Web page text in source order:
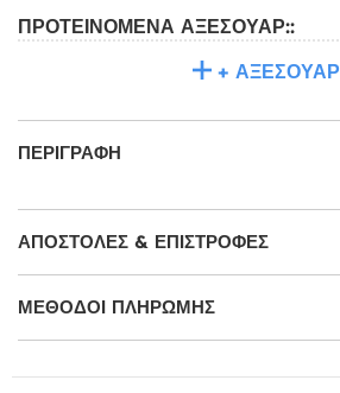
ΠΡΟΤΕΙΝΌΜΕΝΑ ΑΞΕΣΟΥΆΡ::
+ ΑΞΕΣΟΥΆΡ
ΠΕΡΙΓΡΑΦΉ
ΑΠΟΣΤΟΛΈΣ & ΕΠΙΣΤΡΟΦΈΣ
ΜΕΘΌΔΟΙ ΠΛΗΡΩΜΉΣ